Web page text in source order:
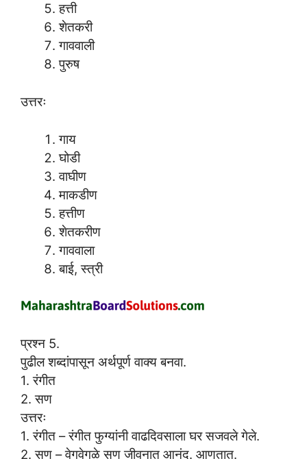
हत्ती
शेतकरी
गाववाली
पुरुष
उत्तरः
गाय
घोडी
वाघीण
माकडीण
हत्तीण
शेतकरीण
गाववाला
बाई, स्त्री
प्रश्न 5.
पुढील शब्दांपासून अर्थपूर्ण वाक्य बनवा.
1. रंगीत
2. सण
उत्तरः
1. रंगीत – रंगीत फुग्यांनी वाढदिवसाला घर सजवले गेले.
2. सण – वेगवेगळे सण जीवनात आनंद. आणतात.